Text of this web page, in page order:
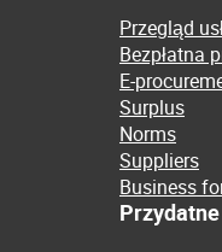
Przegląd
Bezpłatna
E-
Surplus
Norms
Suppliers
Business